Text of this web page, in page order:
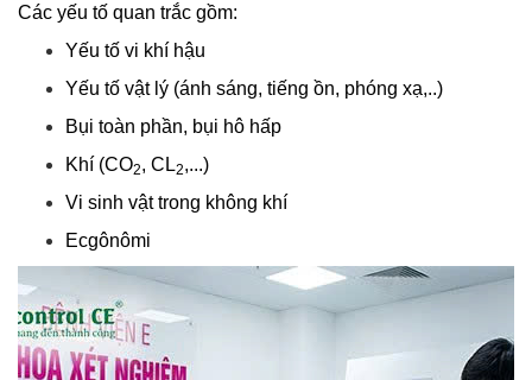
Các yếu tố quan trắc gồm:
Yếu tố vi khí hậu
Yếu tố vật lý (ánh sáng, tiếng ồn, phóng xạ,..)
Bụi toàn phần, bụi hô hấp
Khí (CO2, CL2,...)
Vi sinh vật trong không khí
Ecgônômi